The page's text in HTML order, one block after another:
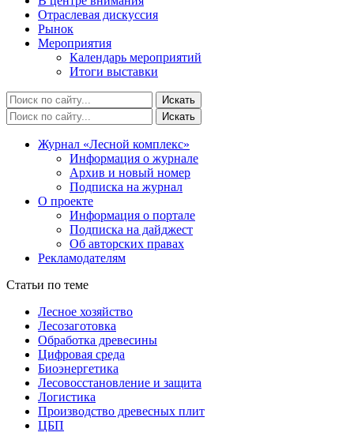
Отраслевая дискуссия
Рынок
Мероприятия
Календарь мероприятий
Итоги выставки
Журнал «Лесной комплекс»
Информация о журнале
Архив и новый номер
Подписка на журнал
О проекте
Информация о портале
Подписка на дайджест
Об авторских правах
Рекламодателям
Статьи по теме
Лесное хозяйство
Лесозаготовка
Обработка древесины
Цифровая среда
Биоэнергетика
Лесовосстановление и защита
Логистика
Производство древесных плит
ЦБП